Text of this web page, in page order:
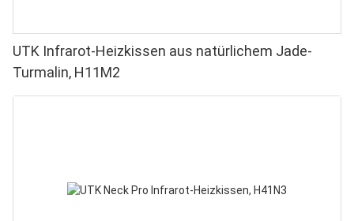
UTK Infrarot-Heizkissen aus natürlichem Jade-
Turmalin, H11M2